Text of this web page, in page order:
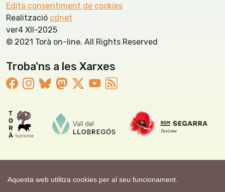
Aquesta web utilitza cookies per al seu funcionament.
Edita consentiment de cookies
Realització cdnet
ver4 XII-2025
© 2021 Torà on-line. All Rights Reserved
Troba'ns a les Xarxes